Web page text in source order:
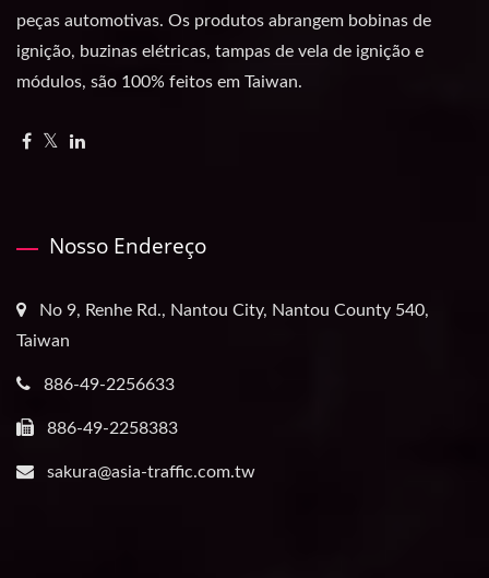
peças automotivas. Os produtos abrangem bobinas de
ignição, buzinas elétricas, tampas de vela de ignição e
módulos, são 100% feitos em Taiwan.
Nosso Endereço
No 9, Renhe Rd., Nantou City, Nantou County 540,
Taiwan
886-49-2256633
886-49-2258383
sakura@asia-traffic.com.tw